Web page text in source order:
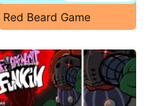
Red Beard Game